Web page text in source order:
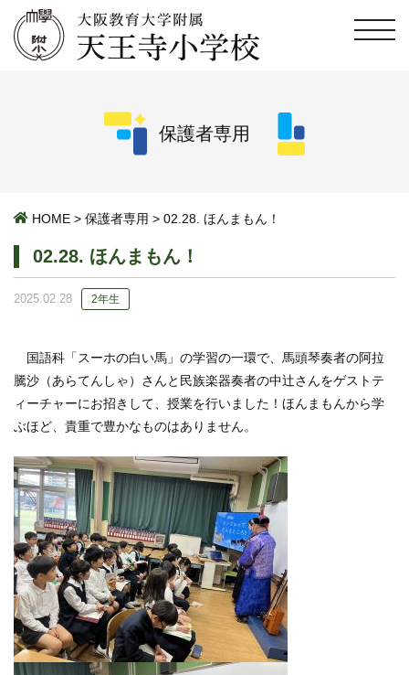
保護者専用
HOME > 保護者専用 > 02.28. ほんまもん！
02.28. ほんまもん！
2025.02.28 2年生
国語科「スーホの白い馬」の学習の一環で、馬頭琴奏者の阿拉
騰沙（あらてんしゃ）さんと民族楽器奏者の中辻さんをゲストテ
ィーチャーにお招きして、授業を行いました！ほんまもんから学
ぶほど、貴重で豊かなものはありません。